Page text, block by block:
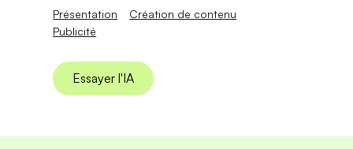
Présentation
Création de contenu
Publicité
Essayer l'IA